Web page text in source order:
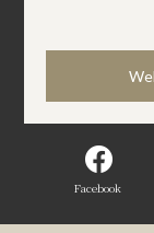
Facebook